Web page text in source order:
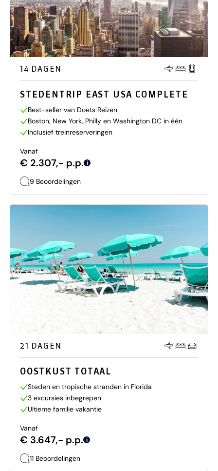
14 DAGEN
STEDENTRIP EAST USA COMPLETE
Best-seller van Doets Reizen
Boston, New York, Philly en Washington DC in één
Inclusief treinreserveringen
Vanaf
€ 2.307,- p.p. i
9 Beoordelingen
21 DAGEN
OOSTKUST TOTAAL
Steden en tropische stranden in Florida
3 excursies inbegrepen
Ultieme familie vakantie
Vanaf
€ 3.647,- p.p. i
11 Beoordelingen